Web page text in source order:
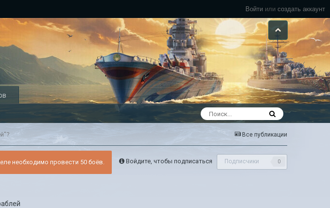
Войти или создать аккаунт
Все публикации
Войдите, чтобы подписаться Подписчики 0
необходимо провести 50 боёв.